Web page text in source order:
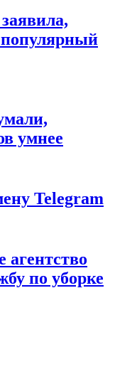
популярный
умнее
Telegram
агентство
по уборке